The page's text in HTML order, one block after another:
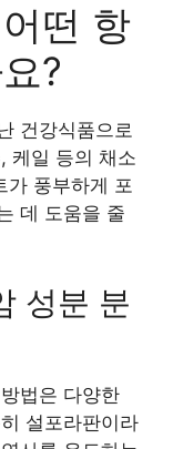
떤 항
?
건강식품으로
케일 등의 채소
가 풍부하게 포
데 도움을 줄
성분 분
법은 다양한
설포라판이라